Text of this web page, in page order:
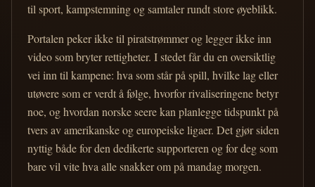
til sport, kampstemning og samtaler rundt store øyeblikk.
Portalen peker ikke til piratstrømmer og legger ikke inn
video som bryter rettigheter. I stedet får du en oversiktlig
vei inn til kampene: hva som står på spill, hvilke lag eller
utøvere som er verdt å følge, hvorfor rivaliseringene betyr
noe, og hvordan norske seere kan planlegge tidspunkt på
tvers av amerikanske og europeiske ligaer. Det gjør siden
nyttig både for den dedikerte supporteren og for deg som
bare vil vite hva alle snakker om på mandag morgen.